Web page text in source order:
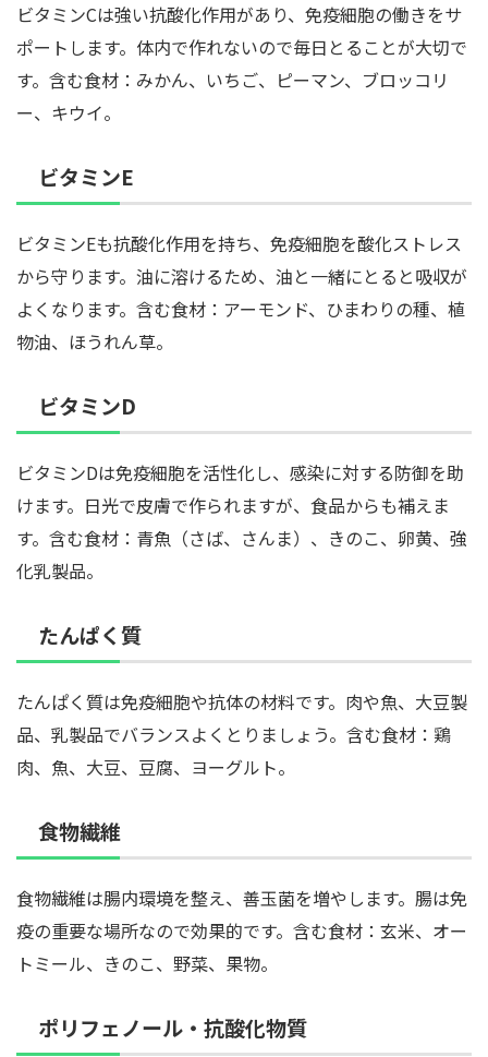
ビタミンCは強い抗酸化作用があり、免疫細胞の働きをサ
ポートします。体内で作れないので毎日とることが大切で
す。含む食材：みかん、いちご、ピーマン、ブロッコリ
ー、キウイ。
ビタミンE
ビタミンEも抗酸化作用を持ち、免疫細胞を酸化ストレス
から守ります。油に溶けるため、油と一緒にとると吸収が
よくなります。含む食材：アーモンド、ひまわりの種、植
物油、ほうれん草。
ビタミンD
ビタミンDは免疫細胞を活性化し、感染に対する防御を助
けます。日光で皮膚で作られますが、食品からも補えま
す。含む食材：青魚（さば、さんま）、きのこ、卵黄、強
化乳製品。
たんぱく質
たんぱく質は免疫細胞や抗体の材料です。肉や魚、大豆製
品、乳製品でバランスよくとりましょう。含む食材：鶏
肉、魚、大豆、豆腐、ヨーグルト。
食物繊維
食物繊維は腸内環境を整え、善玉菌を増やします。腸は免
疫の重要な場所なので効果的です。含む食材：玄米、オー
トミール、きのこ、野菜、果物。
ポリフェノール・抗酸化物質